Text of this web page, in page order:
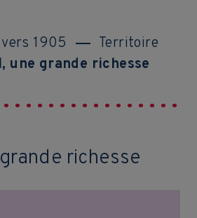
1905
Territoire
une grande richesse
richesse